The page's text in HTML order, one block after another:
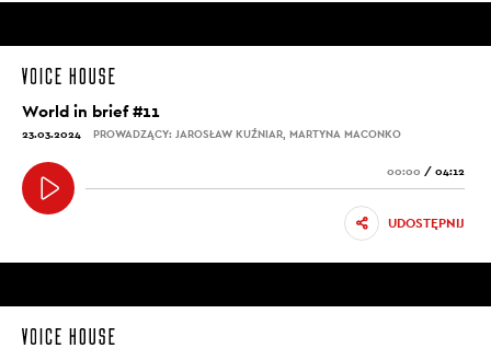
World in brief #11
23.03.2024 PROWADZĄCY: JAROSŁAW KUŹNIAR, MARTYNA MACONKO
00:00 / 04:12
UDOSTĘPNIJ